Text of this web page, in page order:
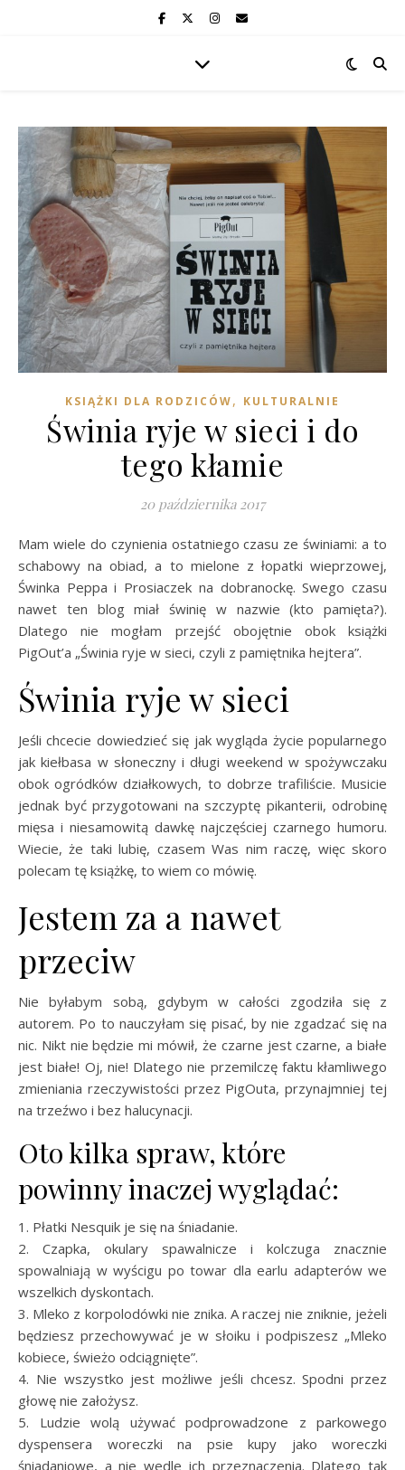
KSIĄŻKI DLA RODZICÓW, KULTURALNIE
Świnia ryje w sieci i do
tego kłamie
20 października 2017
Mam wiele do czynienia ostatniego czasu ze świniami: a to
schabowy na obiad, a to mielone z łopatki wieprzowej,
Świnka Peppa i Prosiaczek na dobranockę. Swego czasu
nawet ten blog miał świnię w nazwie (kto pamięta?).
Dlatego nie mogłam przejść obojętnie obok książki
PigOut’a „Świnia ryje w sieci, czyli z pamiętnika hejtera”.
Świnia ryje w sieci
Jeśli chcecie dowiedzieć się jak wygląda życie popularnego
jak kiełbasa w słoneczny i długi weekend w spożywczaku
obok ogródków działkowych, to dobrze trafiliście. Musicie
jednak być przygotowani na szczyptę pikanterii, odrobinę
mięsa i niesamowitą dawkę najczęściej czarnego humoru.
Wiecie, że taki lubię, czasem Was nim raczę, więc skoro
polecam tę książkę, to wiem co mówię.
Jestem za a nawet
przeciw
Nie byłabym sobą, gdybym w całości zgodziła się z
autorem. Po to nauczyłam się pisać, by nie zgadzać się na
nic. Nikt nie będzie mi mówił, że czarne jest czarne, a białe
jest białe! Oj, nie! Dlatego nie przemilczę faktu kłamliwego
zmieniania rzeczywistości przez PigOuta, przynajmniej tej
na trzeźwo i bez halucynacji.
Oto kilka spraw, które
powinny inaczej wyglądać:
1. Płatki Nesquik je się na śniadanie.
2. Czapka, okulary spawalnicze i kolczuga znacznie
spowalniają w wyścigu po towar dla earlu adapterów we
wszelkich dyskontach.
3. Mleko z korpolodówki nie znika. A raczej nie zniknie, jeżeli
będziesz przechowywać je w słoiku i podpiszesz „Mleko
kobiece, świeżo odciągnięte”.
4. Nie wszystko jest możliwe jeśli chcesz. Spodni przez
głowę nie założysz.
5. Ludzie wolą używać podprowadzone z parkowego
dyspensera woreczki na psie kupy jako woreczki
śniadaniowe, a nie wedle ich przeznaczenia. Dlatego tak